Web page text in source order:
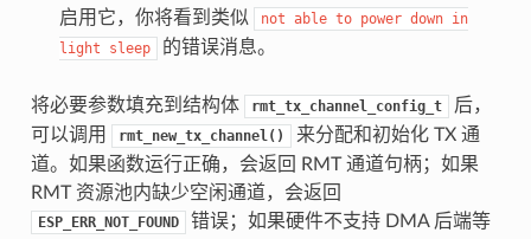
启用它，你将看到类似
not able to power down in
light
sleep 的错误消息。
将必要参数填充到结构体 rmt_tx_channel_config_t
后，
可以调用
rmt_new_tx_channel()
来分配和初始化 TX 通
道。如果函数运行正确，会返回 RMT 通道句柄；如果
RMT 资源池内缺少空闲通道，会返回
ESP_ERR_NOT_FOUND
错误；如果硬件不支持 DMA 后端等